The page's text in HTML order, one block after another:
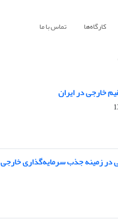
کارگاه‌ها تماس با ما
خارجی در ایران
زمینه جذب سرمایه‌گذاری خارجی